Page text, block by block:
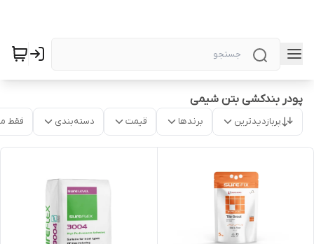
پودر بندکشی بتن شیمی
پربازدیدترین برندها قیمت دسته‌بندی فقط